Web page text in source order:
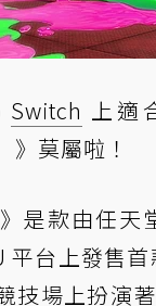
Switch 上適
莫屬啦！
是款由任
平台上發售
技場上扮演